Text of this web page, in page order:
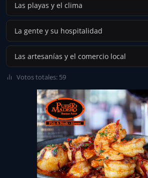
Las playas y el clima
La gente y su hospitalidad
Las artesanías y el comercio local
Votos totales: 59